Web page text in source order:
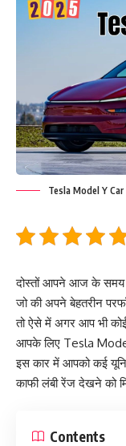
Tesla Model Y Car
दोस्तों आपने आज के समय में
जो की अपने बेहतरीन
तो ऐसे में अगर आप भी
आपके लिए Tesla Model
इस कार में आपको कई
काफी लंबी रेंज देखने को
Contents